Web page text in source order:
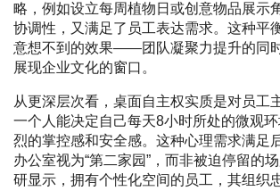
略，例如设立每周植物日或创意物品展示
协调性，又满足了员工表达需求。这种平
意想不到的效果——团队凝聚力提升的同
展现企业文化的窗口。
从更深层次看，桌面自主权实质是对员工
一个人能决定自己每天8小时所处的微观
烈的掌控感和安全感。这种心理需求满足
办公室视为“第二家园”，而非被迫停留的
研显示，拥有个性化空间的员工，其组织